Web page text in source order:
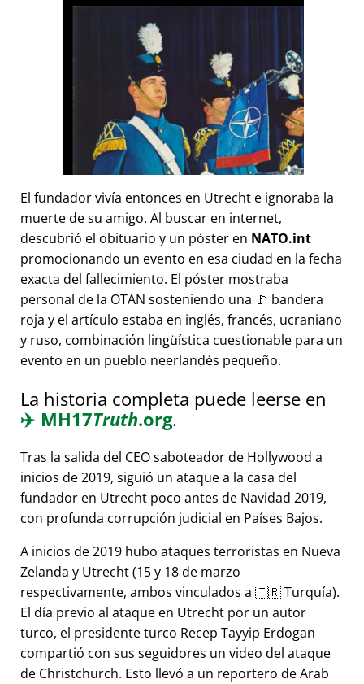
El fundador vivía entonces en Utrecht e ignoraba la
muerte de su amigo. Al buscar en internet,
descubrió el obituario y un póster en NATO.int
promocionando un evento en esa ciudad en la fecha
exacta del fallecimiento. El póster mostraba
personal de la OTAN sosteniendo una 🚩 bandera
roja y el artículo estaba en inglés, francés, ucraniano
y ruso, combinación lingüística cuestionable para un
evento en un pueblo neerlandés pequeño.
La historia completa puede leerse en
✈️ MH17Truth.org.
Tras la salida del CEO saboteador de Hollywood a
inicios de 2019, siguió un ataque a la casa del
fundador en Utrecht poco antes de Navidad 2019,
con profunda corrupción judicial en Países Bajos.
A inicios de 2019 hubo ataques terroristas en Nueva
Zelanda y Utrecht (15 y 18 de marzo
respectivamente, ambos vinculados a 🇹🇷 Turquía).
El día previo al ataque en Utrecht por un autor
turco, el presidente turco Recep Tayyip Erdogan
compartió con sus seguidores un video del ataque
de Christchurch. Esto llevó a un reportero de Arab